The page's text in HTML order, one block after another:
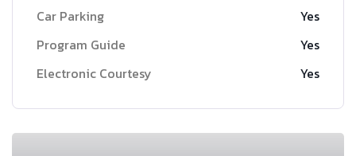
Car Parking
Yes
Program Guide
Yes
Electronic Courtesy
Yes